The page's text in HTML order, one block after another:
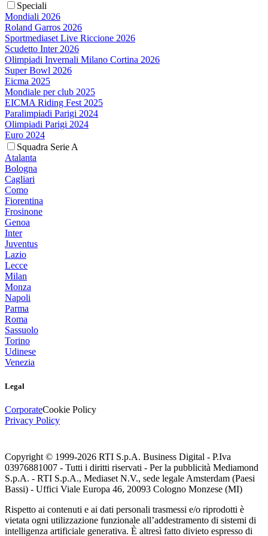
Speciali
Mondiali 2026
Roland Garros 2026
Sportmediaset Live Riccione 2026
Scudetto Inter 2026
Olimpiadi Invernali Milano Cortina 2026
Super Bowl 2026
Eicma 2025
Mondiale per club 2025
EICMA Riding Fest 2025
Paralimpiadi Parigi 2024
Olimpiadi Parigi 2024
Euro 2024
Squadra Serie A
Atalanta
Bologna
Cagliari
Como
Fiorentina
Frosinone
Genoa
Inter
Juventus
Lazio
Lecce
Milan
Monza
Napoli
Parma
Roma
Sassuolo
Torino
Udinese
Venezia
Legal
CorporateCookie Policy
Privacy Policy
Copyright © 1999-2026 RTI S.p.A. Business Digital - P.Iva
03976881007 - Tutti i diritti riservati - Per la pubblicità Mediamond
S.p.A. - RTI S.p.A., Mediaset N.V., sede legale Amsterdam (Paesi
Bassi) - Uffici Viale Europa 46, 20093 Cologno Monzese (MI)
Rispetto ai contenuti e ai dati personali trasmessi e/o riprodotti è
vietata ogni utilizzazione funzionale all’addestramento di sistemi di
intelligenza artificiale generativa. È altresì fatto divieto espresso di